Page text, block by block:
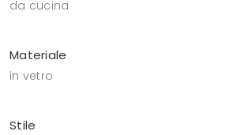
da cucina
Materiale
in vetro
Stile